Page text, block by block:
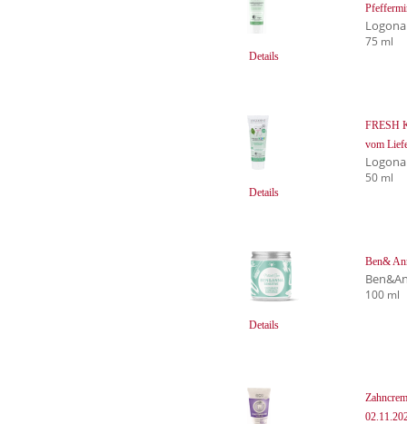
Details
Logona
75 ml
Details
FRESH
vom
Logona
50 ml
Details
Ben&
100 ml